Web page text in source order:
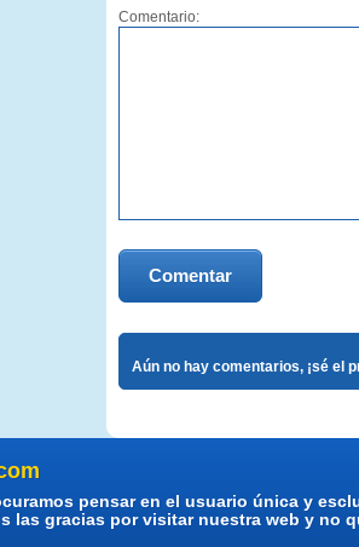
Comentario:
Comentar
Aún no hay comentarios, ¡sé el
pensar en el usuario única y
las gracias por visitar nuestra web y no